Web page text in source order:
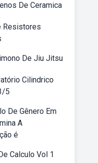
De Ceramica
Resistores
De Jiu Jitsu
Cilindrico
5
De Gênero Em
A
é
Calculo Vol 1